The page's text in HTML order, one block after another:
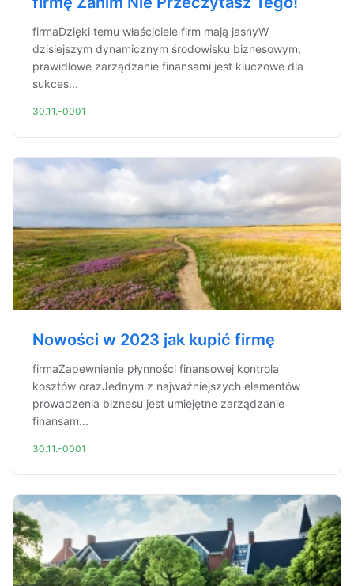
firmaDzięki temu właściciele firm mają jasnyW
dzisiejszym dynamicznym środowisku biznesowym,
prawidłowe zarządzanie finansami jest kluczowe dla
sukces...
30.11.-0001
Nowości w 2023 jak kupić firmę
firmaZapewnienie płynności finansowej kontrola
kosztów orazJednym z najważniejszych elementów
prowadzenia biznesu jest umiejętne zarządzanie
finansam...
30.11.-0001